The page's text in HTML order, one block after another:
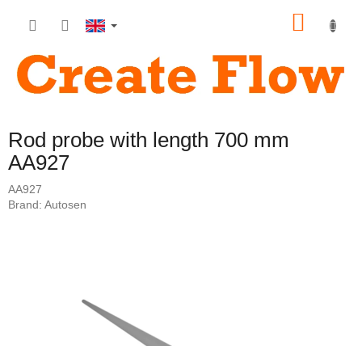
Rod probe with length 700 mm
AA927
AA927
Brand: Autosen